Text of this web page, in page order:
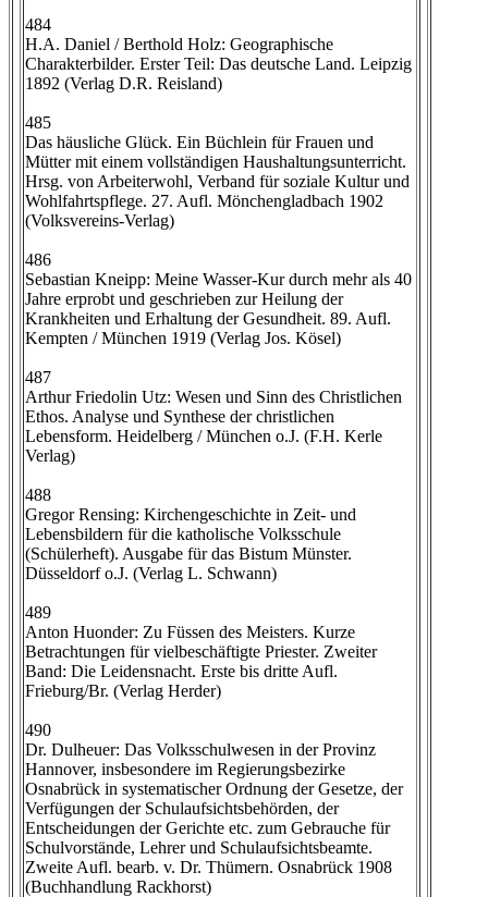
484
H.A. Daniel / Berthold Holz: Geographische
Charakterbilder. Erster Teil: Das deutsche Land. Leipzig
1892 (Verlag D.R. Reisland)
485
Das häusliche Glück. Ein Büchlein für Frauen und
Mütter mit einem vollständigen Haushaltungsunterricht.
Hrsg. von Arbeiterwohl, Verband für soziale Kultur und
Wohlfahrtspflege. 27. Aufl. Mönchengladbach 1902
(Volksvereins-Verlag)
486
Sebastian Kneipp: Meine Wasser-Kur durch mehr als 40
Jahre erprobt und geschrieben zur Heilung der
Krankheiten und Erhaltung der Gesundheit. 89. Aufl.
Kempten / München 1919 (Verlag Jos. Kösel)
487
Arthur Friedolin Utz: Wesen und Sinn des Christlichen
Ethos. Analyse und Synthese der christlichen
Lebensform. Heidelberg / München o.J. (F.H. Kerle
Verlag)
488
Gregor Rensing: Kirchengeschichte in Zeit- und
Lebensbildern für die katholische Volksschule
(Schülerheft). Ausgabe für das Bistum Münster.
Düsseldorf o.J. (Verlag L. Schwann)
489
Anton Huonder: Zu Füssen des Meisters. Kurze
Betrachtungen für vielbeschäftigte Priester. Zweiter
Band: Die Leidensnacht. Erste bis dritte Aufl.
Frieburg/Br. (Verlag Herder)
490
Dr. Dulheuer: Das Volksschulwesen in der Provinz
Hannover, insbesondere im Regierungsbezirke
Osnabrück in systematischer Ordnung der Gesetze, der
Verfügungen der Schulaufsichtsbehörden, der
Entscheidungen der Gerichte etc. zum Gebrauche für
Schulvorstände, Lehrer und Schulaufsichtsbeamte.
Zweite Aufl. bearb. v. Dr. Thümern. Osnabrück 1908
(Buchhandlung Rackhorst)